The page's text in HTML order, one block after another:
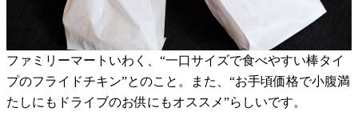
ファミリーマートいわく、“一口サイズで食べやすい棒タイ
プのフライドチキン”とのこと。また、“お手頃価格で小腹満
たしにもドライブのお供にもオススメ”らしいです。